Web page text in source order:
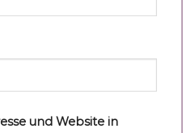
und Website in